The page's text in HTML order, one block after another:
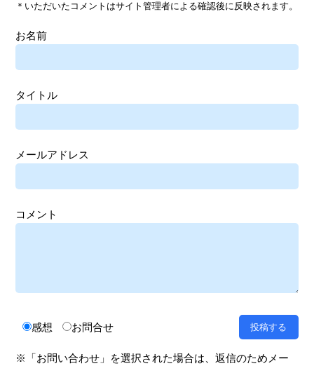
＊いただいたコメントはサイト管理者による確認後に反映されます。
お名前
タイトル
メールアドレス
コメント
感想 お問合せ
※「お問い合わせ」を選択された場合は、返信のためメー